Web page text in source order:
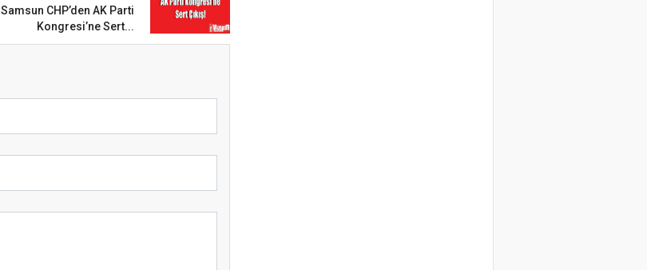
Samsun CHP’den AK Parti
Kongresi’ne Sert...